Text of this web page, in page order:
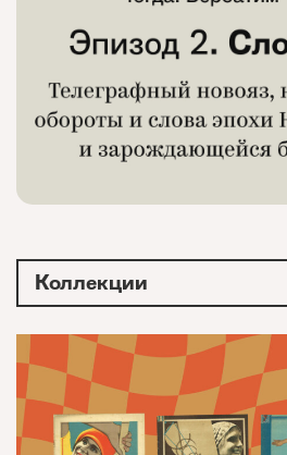
Коллекции